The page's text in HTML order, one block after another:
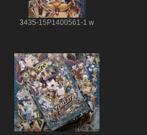
3435-15P1400561-1 w